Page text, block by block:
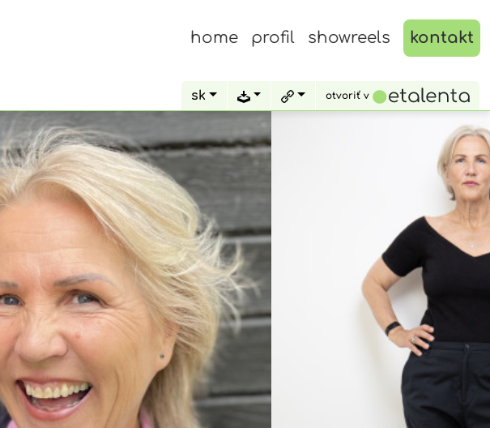
home profil showreels kontakt
sk otvoriť v